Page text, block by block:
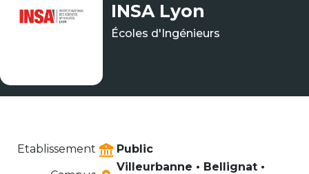
INSA Lyon
Écoles d'Ingénieurs
Etablissement
Public
Villeurbanne • Bellignat •